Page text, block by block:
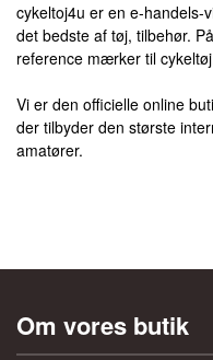
cykeltoj4u er en e-handels-
det bedste af tøj, tilbehør. På
reference mærker til cykeltøj
Vi er den officielle online
der tilbyder den største
amatører.
Om vores butik